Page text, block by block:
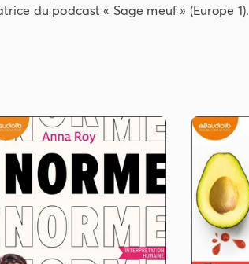
du podcast « Sage meuf » (Europe 1).